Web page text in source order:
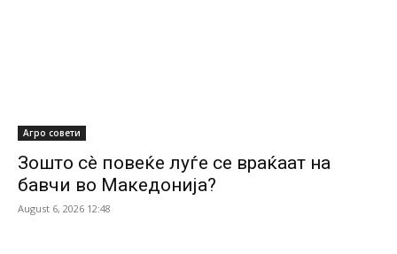
Агро совети
Зошто сè повеќе луѓе се враќаат на
бавчи во Македонија?
August 6, 2026 12:48